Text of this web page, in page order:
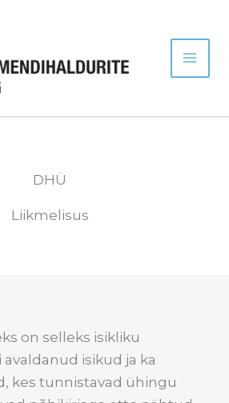
DHÜ
Liikmelisus
on selleks isikliku
isikud ja ka
kes tunnistavad ühingu